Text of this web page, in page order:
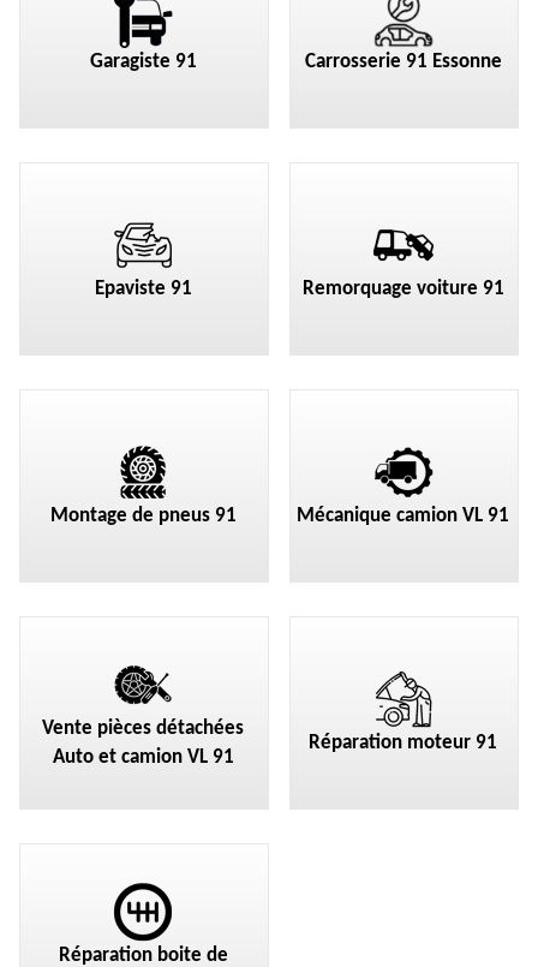
Garagiste 91 Carrosserie 91 Essonne
Epaviste 91 Remorquage voiture 91
Montage de pneus 91 Mécanique camion VL 91
Vente pièces détachées
Auto et camion VL 91
Réparation moteur 91
Réparation boite de